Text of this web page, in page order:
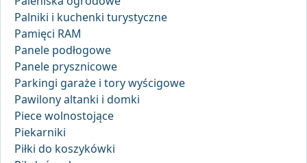
Palniki i kuchenki turystyczne
Pamięci RAM
Panele podłogowe
Panele prysznicowe
Parkingi garaże i tory wyścigowe
Pawilony altanki i domki
Piece wolnostojące
Piekarniki
Piłki do koszykówki